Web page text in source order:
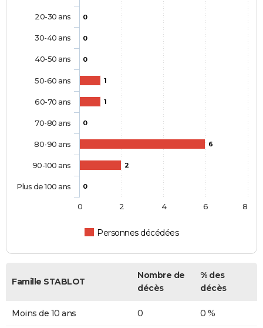
0
0
0
1
1
0
6
2
0
Personnes décédées
20-30 ans
30-40 ans
40-50 ans
50-60 ans
60-70 ans
70-80 ans
80-90 ans
90-100 ans
Plus de 100 ans
0 2 4 6 8
Famille STABLOT
Nombre de
décès
% des
décès
Moins de 10 ans 0 0 %